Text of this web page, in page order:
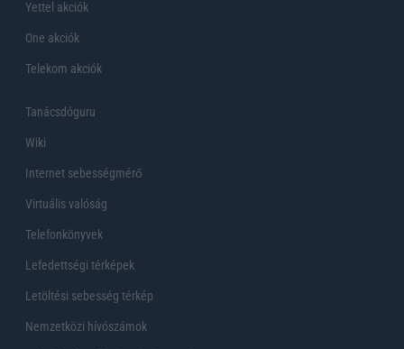
Yettel akciók
One akciók
Telekom akciók
Tanácsdóguru
Wiki
Internet sebességmérő
Virtuális valóság
Telefonkönyvek
Lefedettségi térképek
Letöltési sebesség térkép
Nemzetközi hívószámok